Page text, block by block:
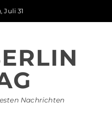
Juli 31
Nachrichten